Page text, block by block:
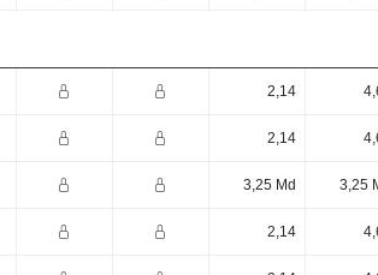
2,14
2,14
3,25 Md 3,25
2,14